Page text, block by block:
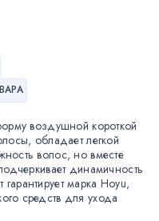
воздушной короткой
обладает легкой
волос, но вместе
динамичность
марка Hoyu,
средств для ухода